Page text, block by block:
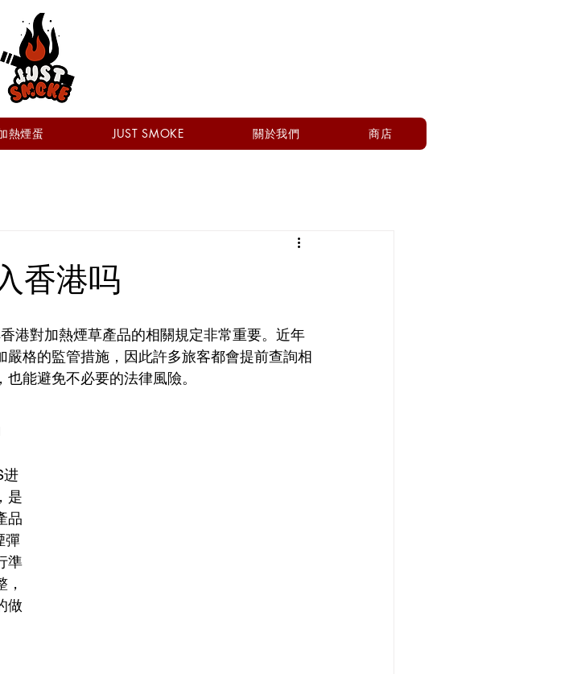
熱煙蛋 JUST SMOKE 關於我們 商店
香港吗
港對加熱煙草產品的相關規定非常重要。近年
格的監管措施，因此許多旅客都會提前查詢相
能避免不必要的法律風險。
进
是
品
彈
準
做